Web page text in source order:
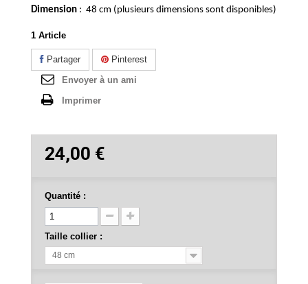
Dimension : 48 cm (plusieurs dimensions sont disponibles)
1 Article
Partager
Pinterest
Envoyer à un ami
Imprimer
24,00 €
Quantité :
Taille collier :
48 cm